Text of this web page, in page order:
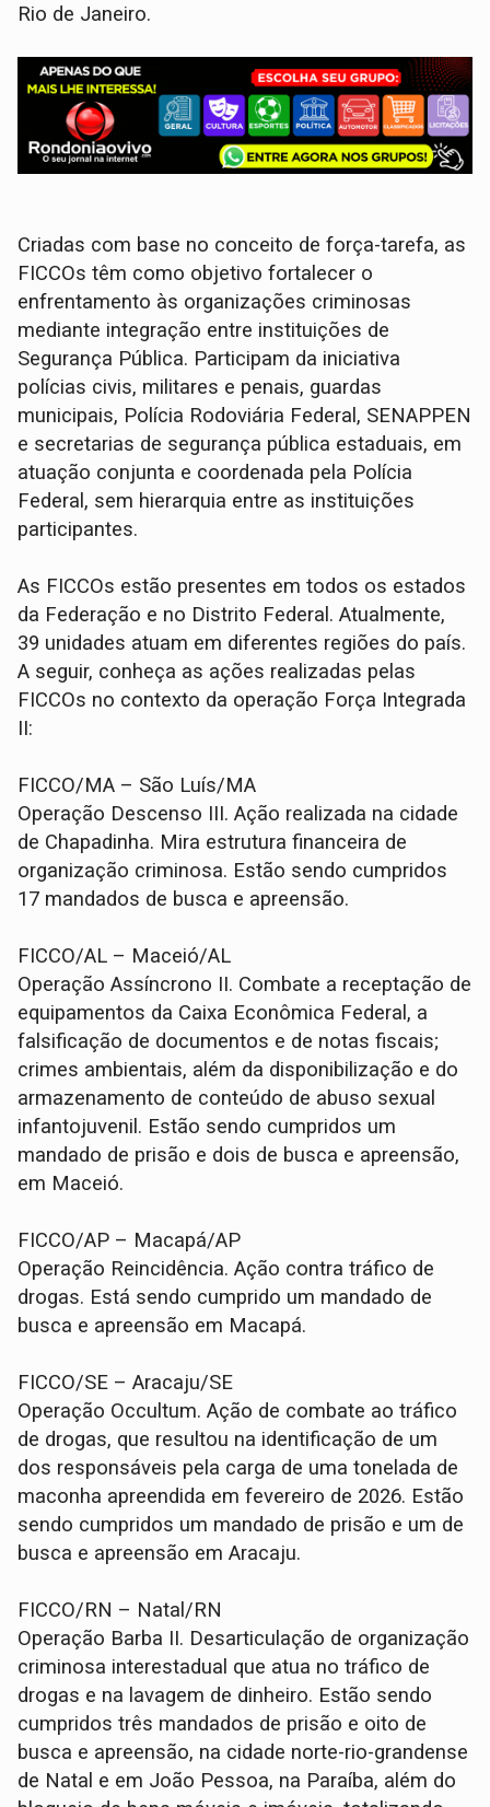
Rio de Janeiro.
Criadas com base no conceito de força-tarefa, as
FICCOs têm como objetivo fortalecer o
enfrentamento às organizações criminosas
mediante integração entre instituições de
Segurança Pública. Participam da iniciativa
polícias civis, militares e penais, guardas
municipais, Polícia Rodoviária Federal, SENAPPEN
e secretarias de segurança pública estaduais, em
atuação conjunta e coordenada pela Polícia
Federal, sem hierarquia entre as instituições
participantes.
As FICCOs estão presentes em todos os estados
da Federação e no Distrito Federal. Atualmente,
39 unidades atuam em diferentes regiões do país.
A seguir, conheça as ações realizadas pelas
FICCOs no contexto da operação Força Integrada
II:
FICCO/MA – São Luís/MA
Operação Descenso III. Ação realizada na cidade
de Chapadinha. Mira estrutura financeira de
organização criminosa. Estão sendo cumpridos
17 mandados de busca e apreensão.
FICCO/AL – Maceió/AL
Operação Assíncrono II. Combate a receptação de
equipamentos da Caixa Econômica Federal, a
falsificação de documentos e de notas fiscais;
crimes ambientais, além da disponibilização e do
armazenamento de conteúdo de abuso sexual
infantojuvenil. Estão sendo cumpridos um
mandado de prisão e dois de busca e apreensão,
em Maceió.
FICCO/AP – Macapá/AP
Operação Reincidência. Ação contra tráfico de
drogas. Está sendo cumprido um mandado de
busca e apreensão em Macapá.
FICCO/SE – Aracaju/SE
Operação Occultum. Ação de combate ao tráfico
de drogas, que resultou na identificação de um
dos responsáveis pela carga de uma tonelada de
maconha apreendida em fevereiro de 2026. Estão
sendo cumpridos um mandado de prisão e um de
busca e apreensão em Aracaju.
FICCO/RN – Natal/RN
Operação Barba II. Desarticulação de organização
criminosa interestadual que atua no tráfico de
drogas e na lavagem de dinheiro. Estão sendo
cumpridos três mandados de prisão e oito de
busca e apreensão, na cidade norte-rio-grandense
de Natal e em João Pessoa, na Paraíba, além do